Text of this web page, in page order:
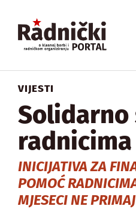
VIJESTI
Solidarno
INICIJATIVA ZA
POMOĆ
MJESECI NE